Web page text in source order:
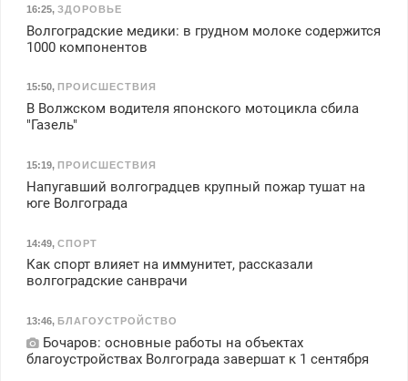
16:25, ЗДОРОВЬЕ
Волгоградские медики: в грудном молоке содержится
1000 компонентов
15:50, ПРОИСШЕСТВИЯ
В Волжском водителя японского мотоцикла сбила
"Газель"
15:19, ПРОИСШЕСТВИЯ
Напугавший волгоградцев крупный пожар тушат на
юге Волгограда
14:49, СПОРТ
Как спорт влияет на иммунитет, рассказали
волгоградские санврачи
13:46, БЛАГОУСТРОЙСТВО
Бочаров: основные работы на объектах
благоустройствах Волгограда завершат к 1 сентября